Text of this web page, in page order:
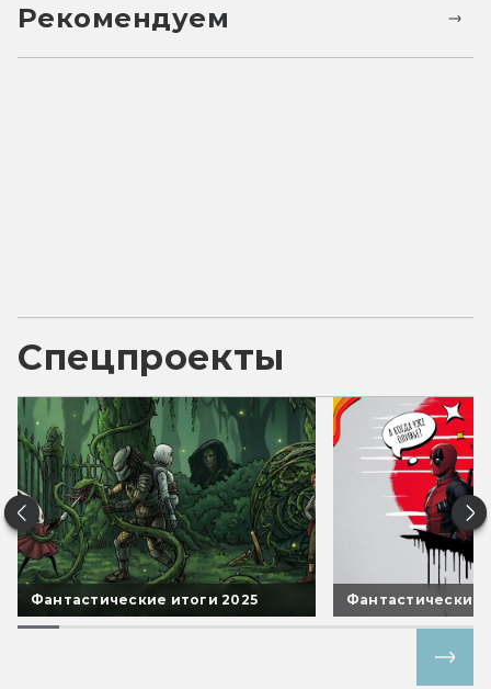
Рекомендуем
Спецпроекты
Фантастические итоги 2025 Фантастические